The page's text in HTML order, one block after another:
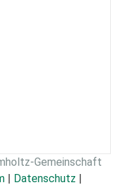
Gemeinschaft
| Datenschutz |